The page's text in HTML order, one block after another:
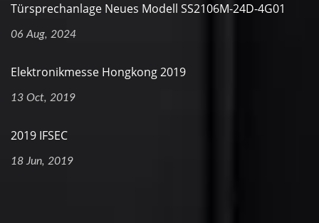
Türsprechanlage Neues Modell SS2106M-24D-4G01
06 Aug, 2024
Elektronikmesse Hongkong 2019
13 Oct, 2019
2019 IFSEC
18 Jun, 2019